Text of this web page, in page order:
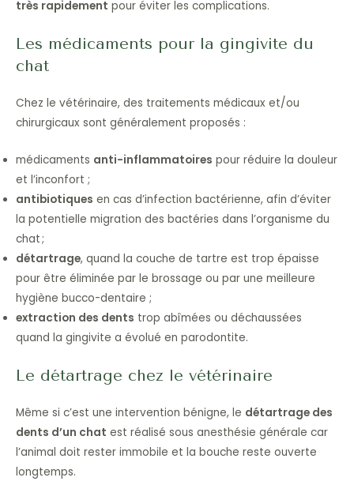
très rapidement pour éviter les complications.
Les médicaments pour la gingivite du
chat
Chez le vétérinaire, des traitements médicaux et/ou
chirurgicaux sont généralement proposés :
médicaments anti-inflammatoires pour réduire la douleur
et l’inconfort ;
antibiotiques en cas d’infection bactérienne, afin d’éviter
la potentielle migration des bactéries dans l’organisme du
chat ;
détartrage, quand la couche de tartre est trop épaisse
pour être éliminée par le brossage ou par une meilleure
hygiène bucco-dentaire ;
extraction des dents trop abîmées ou déchaussées
quand la gingivite a évolué en parodontite.
Le détartrage chez le vétérinaire
Même si c’est une intervention bénigne, le détartrage des
dents d’un chat est réalisé sous anesthésie générale car
l’animal doit rester immobile et la bouche reste ouverte
longtemps.